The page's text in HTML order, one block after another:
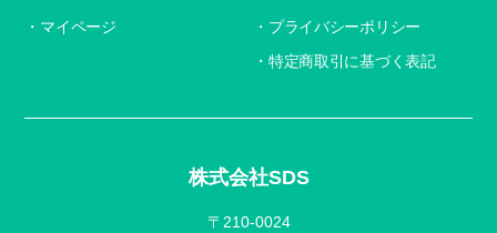
株式会社SDS
〒210-0024
マイページ
プライバシーポリシー
特定商取引に基づく表記